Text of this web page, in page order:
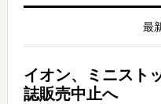
最
イオン、ミニスト
誌販売中止へ